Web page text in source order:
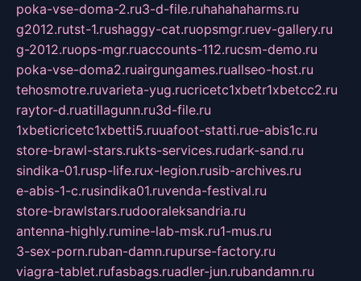
poka-vse-doma-2.ru3-d-file.ruhahahaharms.ru
g2012.rutst-1.rushaggy-cat.ruopsmgr.ruev-gallery.ru
g-2012.ruops-mgr.ruaccounts-112.rucsm-demo.ru
poka-vse-doma2.ruairgungames.ruallseo-host.ru
tehosmotre.ruvarieta-yug.rucricetc1xbetr1xbetcc2.ru
raytor-d.ruatillagunn.ru3d-file.ru
1xbeticricetc1xbetti5.ruuafoot-statti.rue-abis1c.ru
store-brawl-stars.rukts-services.rudark-sand.ru
sindika-01.rusp-life.rux-legion.rusib-archives.ru
e-abis-1-c.rusindika01.ruvenda-festival.ru
store-brawlstars.rudooraleksandria.ru
antenna-highly.rumine-lab-msk.ru1-mus.ru
3-sex-porn.ruban-damn.rupurse-factory.ru
viagra-tablet.rufasbags.ruadler-jun.rubandamn.ru